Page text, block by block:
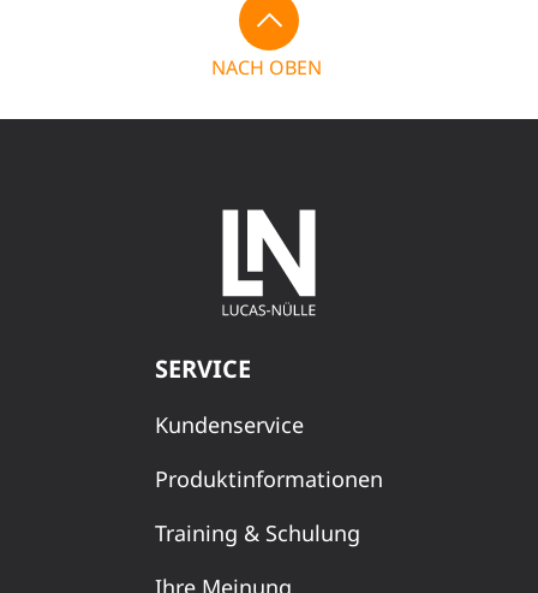
NACH OBEN
SERVICE
Kundenservice
Produktinformationen
Training & Schulung
Ihre Meinung